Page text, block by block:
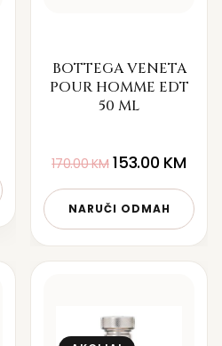
BOTTEGA VENETA
POUR HOMME EDT
50 ML
170.00KM 153.00 KM
NARUČI ODMAH